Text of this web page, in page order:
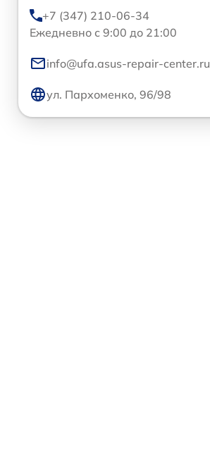
+7 (347) 210-06-34
Ежедневно с 9:00 до 21:00
info@ufa.asus-repair-center.ru
ул. Пархоменко, 96/98